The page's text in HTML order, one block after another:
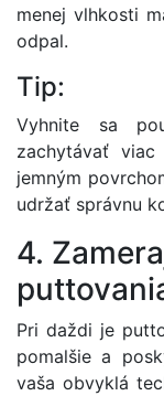
menej vlhkosti
odpal.
Tip:
Vyhnite sa
zachytávať
jemným
udržať správnu
4.
Pri daždi je
pomalšie a
vaša obvyklá